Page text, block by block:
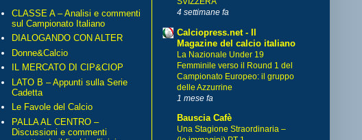
CLASSE A – Analisi e commenti
sul Campionato Italiano
DIALOGANDO CON ALTER
Donne&Calcio
IL MERCATO DI CIP&CIOP
LATO B – Appunti sulla Serie
Cadetta
Le Favole del Calcio
PALLA AL CENTRO –
Discussioni e commenti
4 settimane fa
Calciopress.net - Il
Magazine del calcio italiano
La Nazionale Under 19
Femminile verso il Round 1 del
Campionato Europeo: il gruppo
delle Azzurrine
1 mese fa
Bauscia Cafè
Una Stagione Straordinaria –